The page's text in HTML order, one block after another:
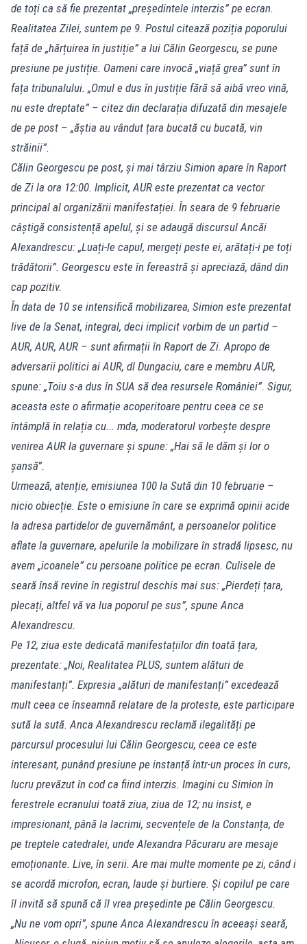
de toți ca să fie prezentat „președintele interzis” pe ecran.
Realitatea Zilei, suntem pe 9. Postul citează poziția poporului
față de „hărțuirea în justiție” a lui Călin Georgescu, se pune
presiune pe justiție. Oameni care invocă „viață grea” sunt în
fața tribunalului. „Omul e dus în justiție fără să aibă vreo vină,
nu este dreptate” – citez din declarația difuzată din mesajele
de pe post – „ăștia au vândut țara bucată cu bucată, vin
străinii”.
Călin Georgescu pe post, și mai târziu Simion apare în Raport
de Zi la ora 12:00. Implicit, AUR este prezentat ca vector
principal al organizării manifestației. În seara de 9 februarie
câștigă consistență apelul, și se adaugă discursul Ancăi
Alexandrescu: „Luați-le capul, mergeți peste ei, arătați-i pe toți
trădătorii”. Georgescu este în fereastră și apreciază, dând din
cap pozitiv.
În data de 10 se intensifică mobilizarea, Simion este prezentat
live de la Senat, integral, deci implicit vorbim de un partid –
AUR, AUR, AUR – sunt afirmații în Raport de Zi. Apropo de
adversarii politici ai AUR, dl Dungaciu, care e membru AUR,
spune: „Toiu s-a dus în SUA să dea resursele României”. Sigur,
aceasta este o afirmație acoperitoare pentru ceea ce se
întâmplă în relația cu... mda, moderatorul vorbește despre
venirea AUR la guvernare și spune: „Hai să le dăm și lor o
șansă”.
Urmează, atenție, emisiunea 100 la Sută din 10 februarie –
nicio obiecție. Este o emisiune în care se exprimă opinii acide
la adresa partidelor de guvernământ, a persoanelor politice
aflate la guvernare, apelurile la mobilizare în stradă lipsesc, nu
avem „icoanele” cu persoane politice pe ecran. Culisele de
seară însă revine în registrul deschis mai sus: „Pierdeți țara,
plecați, altfel vă va lua poporul pe sus”, spune Anca
Alexandrescu.
Pe 12, ziua este dedicată manifestațiilor din toată țara,
prezentate: „Noi, Realitatea PLUS, suntem alături de
manifestanți”. Expresia „alături de manifestanți” excedează
mult ceea ce înseamnă relatare de la proteste, este participare
sută la sută. Anca Alexandrescu reclamă ilegalități pe
parcursul procesului lui Călin Georgescu, ceea ce este
interesant, punând presiune pe instanță într-un proces în curs,
lucru prevăzut în cod ca fiind interzis. Imagini cu Simion în
ferestrele ecranului toată ziua, ziua de 12; nu insist, e
impresionant, până la lacrimi, secvențele de la Constanța, de
pe treptele catedralei, unde Alexandra Păcuraru are mesaje
emoționante. Live, în serii. Are mai multe momente pe zi, când i
se acordă microfon, ecran, laude și burtiere. Și copilul pe care
îl invită să spună că îl vrea președinte pe Călin Georgescu.
„Nu ne vom opri”, spune Anca Alexandrescu în aceeași seară,